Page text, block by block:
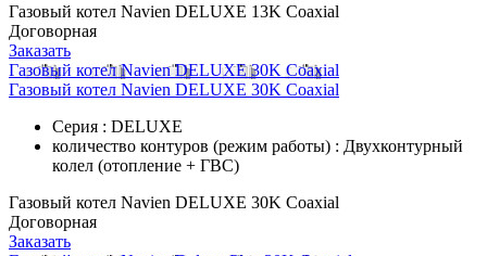
Газовый котел Navien DELUXE 13K Coaxial
Договорная
Заказать
Газовый котел Navien DELUXE 30K Coaxial
Газовый котел Navien DELUXE 30K Coaxial
Серия : DELUXE
количество контуров (режим работы) : Двухконтурный
колел (отопление + ГВС)
Газовый котел Navien DELUXE 30K Coaxial
Договорная
Заказать